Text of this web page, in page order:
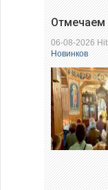
Отмечаем
06-08-2026
Новинков